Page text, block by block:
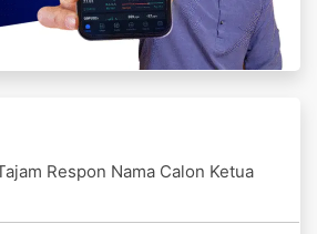
Respon Nama Calon Ketua